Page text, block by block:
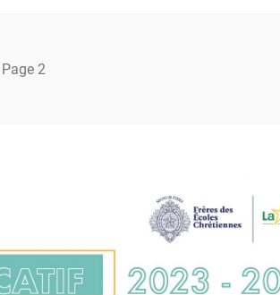
Page 2